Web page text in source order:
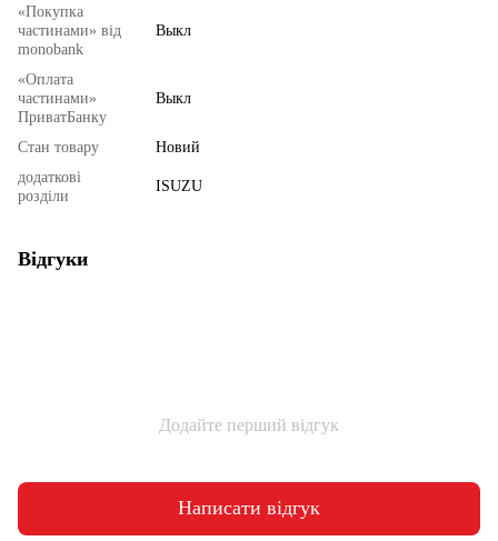
«Покупка
частинами» від
monobank
Выкл
«Оплата
частинами»
ПриватБанку
Выкл
Стан товару
Новий
додаткові
розділи
ISUZU
Відгуки
Додайте перший відгук
Написати відгук